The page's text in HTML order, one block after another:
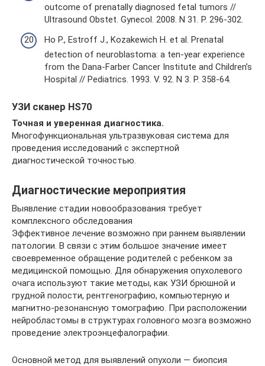
outcome of prenatally diagnosed fetal tumors //
Ultrasound Obstet. Gynecol. 2008. N 31. P. 296-302.
Ho P., Estroff J., Kozakewich H. et al. Prenatal
detection of neuroblastoma: a ten-year experience
from the Dana-Farber Cancer Institute and Children’s
Hospital // Pediatrics. 1993. V. 92. N 3. P. 358-64.
УЗИ сканер HS70
Точная и уверенная диагностика.
Многофункциональная ультразвуковая система для
проведения исследований с экспертной
диагностической точностью.
Диагностические мероприятия
Выявление стадии новообразования требует
комплексного обследования
Эффективное лечение возможно при раннем выявлении
патологии. В связи с этим большое значение имеет
своевременное обращение родителей с ребенком за
медицинской помощью. Для обнаружения опухолевого
очага используют такие методы, как УЗИ брюшной и
грудной полости, рентгенографию, компьютерную и
магнитно-резонансную томографию. При расположении
нейробластомы в структурах головного мозга возможно
проведение электроэнцефалографии.
Основной метод для выявлений опухоли — биопсия